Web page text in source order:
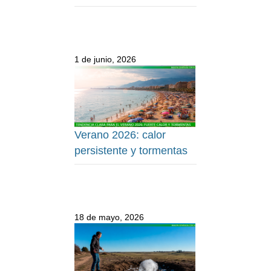
1 de junio, 2026
Verano 2026: calor
persistente y tormentas
18 de mayo, 2026